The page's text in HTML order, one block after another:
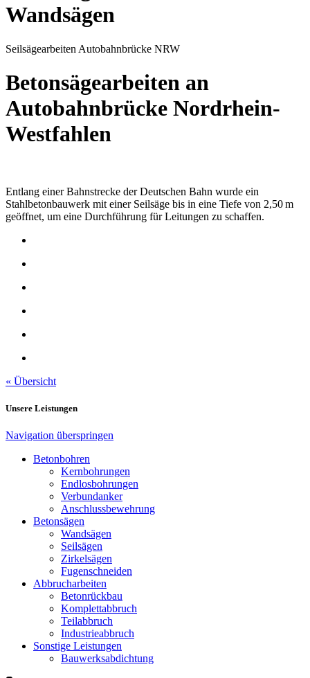
Wandsägen
Seilsägearbeiten Autobahnbrücke NRW
Betonsägearbeiten an
Autobahnbrücke Nordrhein-
Westfahlen
Entlang einer Bahnstrecke der Deutschen Bahn wurde ein
Stahlbetonbauwerk mit einer Seilsäge bis in eine Tiefe von 2,50 m
geöffnet, um eine Durchführung für Leitungen zu schaffen.
« Übersicht
Unsere Leistungen
Navigation überspringen
Betonbohren
Kernbohrungen
Endlosbohrungen
Verbundanker
Anschlussbewehrung
Betonsägen
Wandsägen
Seilsägen
Zirkelsägen
Fugenschneiden
Abbrucharbeiten
Betonrückbau
Komplettabbruch
Teilabbruch
Industrieabbruch
Sonstige Leistungen
Bauwerksabdichtung